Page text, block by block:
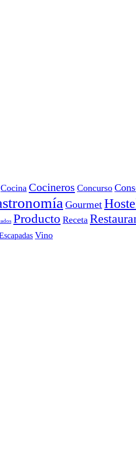
Cocina Cocineros Concurso
Gourmet
Producto Receta
Vino